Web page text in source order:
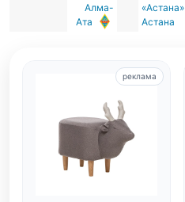
Алма-
Ата
«Астана»
Астана
реклама